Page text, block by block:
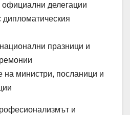
делегации
дипломатическия
празници и
министри, посланици и
и